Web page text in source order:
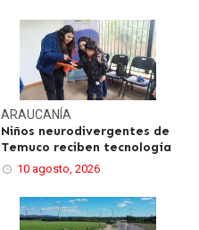
ARAUCANÍA
Niños neurodivergentes de
Temuco reciben tecnología
10 agosto, 2026